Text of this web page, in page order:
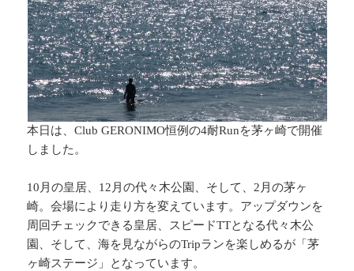
本日は、Club GERONIMO恒例の4耐Runを茅ヶ崎で開催
しました。
10月の皇居、12月の代々木公園、そして、2月の茅ヶ
崎。会場により走り方を変えています。アップダウンを
周回チェックできる皇居、スピードTTとなる代々木公
園、そして、海を見ながらのTripランを楽しめるが「茅
ヶ崎ステージ」となっています。